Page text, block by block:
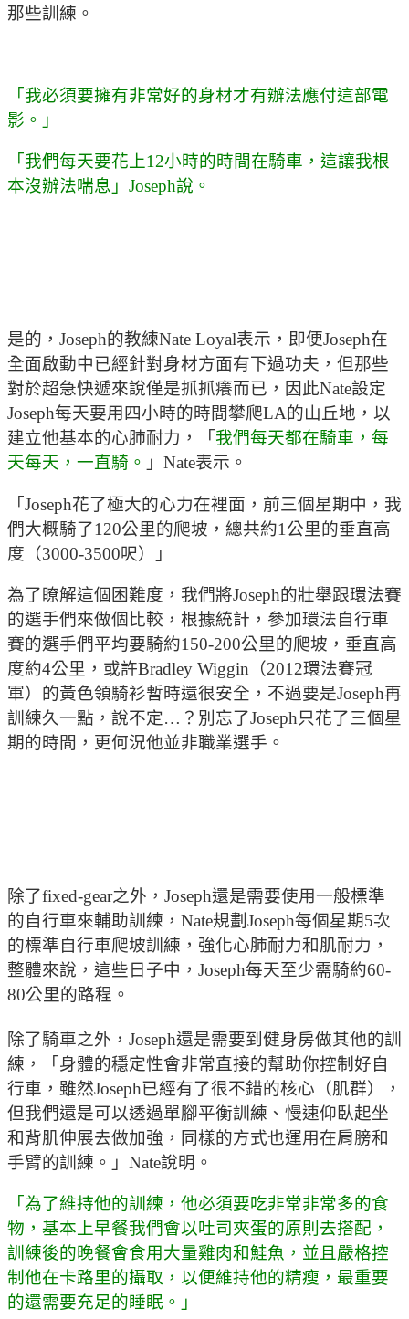
那些訓練。
「我必須要擁有非常好的身材才有辦法應付這部電
影。」
「我們每天要花上12小時的時間在騎車，這讓我根
本沒辦法喘息」Joseph說。
是的，Joseph的教練Nate Loyal表示，即便Joseph在
全面啟動中已經針對身材方面有下過功夫，但那些
對於超急快遞來說僅是抓抓癢而已，因此Nate設定
Joseph每天要用四小時的時間攀爬LA的山丘地，以
建立他基本的心肺耐力，「 我們每天都在騎車，每
天每天，一直騎。 」Nate表示。
「Joseph花了極大的心力在裡面，前三個星期中，我
們大概騎了120公里的爬坡，總共約1公里的垂直高
度（3000-3500呎）」
為了瞭解這個困難度，我們將Joseph的壯舉跟環法賽
的選手們來做個比較，根據統計，參加環法自行車
賽的選手們平均要騎約150-200公里的爬坡，垂直高
度約4公里，或許Bradley Wiggin（2012環法賽冠
軍）的黃色領騎衫暫時還很安全，不過要是Joseph再
訓練久一點，說不定…？別忘了Joseph只花了三個星
期的時間，更何況他並非職業選手。
除了fixed-gear之外，Joseph還是需要使用一般標準
的自行車來輔助訓練，Nate規劃Joseph每個星期5次
的標準自行車爬坡訓練，強化心肺耐力和肌耐力，
整體來說，這些日子中，Joseph每天至少需騎約60-
80公里的路程。
除了騎車之外，Joseph還是需要到健身房做其他的訓
練，「身體的穩定性會非常直接的幫助你控制好自
行車，雖然Joseph已經有了很不錯的核心（肌群），
但我們還是可以透過單腳平衡訓練、慢速仰臥起坐
和背肌伸展去做加強，同樣的方式也運用在肩膀和
手臂的訓練。」Nate說明。
「為了維持他的訓練，他必須要吃非常非常多的食
物，基本上早餐我們會以吐司夾蛋的原則去搭配，
訓練後的晚餐會食用大量雞肉和鮭魚，並且嚴格控
制他在卡路里的攝取，以便維持他的精瘦，最重要
的還需要充足的睡眠。」